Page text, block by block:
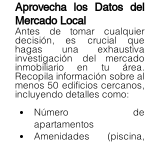
Aprovecha los Datos del
Mercado Local
Antes de tomar cualquier
decisión, es crucial que
hagas una exhaustiva
investigación del mercado
inmobiliario en tu área.
Recopila información sobre al
menos 50 edificios cercanos,
incluyendo detalles como:
Número de
apartamentos
Amenidades (piscina,